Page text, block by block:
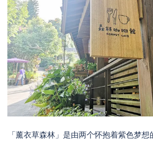
「薰衣草森林」是由两个怀抱着紫色梦想